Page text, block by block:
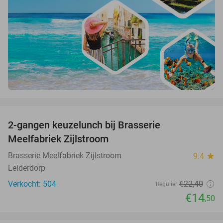
2-gangen keuzelunch bij Brasserie
Meelfabriek Zijlstroom
Brasserie Meelfabriek Zijlstroom 9.4 star
Leiderdorp
Verkocht: 504
Regulier €22,40
€14,50